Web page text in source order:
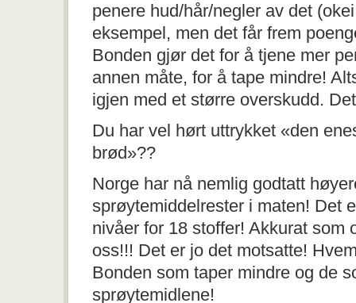
penere hud/hår/negler av det
eksempel, men det får frem
Bonden gjør det for å tjene mer
annen måte, for å tape mindre!
igjen med et større overskudd.
Du har vel hørt uttrykket «den
brød»??
Norge har nå nemlig godtatt
sprøytemiddelrester i maten! Det
nivåer for 18 stoffer! Akkurat som
oss!!! Det er jo det motsatte!
Bonden som taper mindre og de
sprøytemidlene!